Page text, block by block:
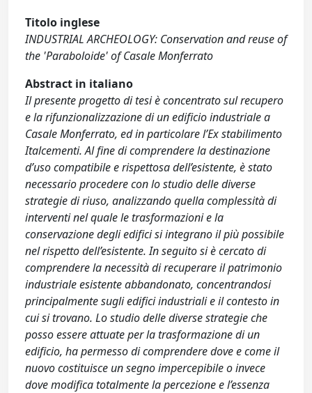
Titolo inglese
INDUSTRIAL ARCHEOLOGY: Conservation and reuse of
the 'Paraboloide' of Casale Monferrato
Abstract in italiano
Il presente progetto di tesi è concentrato sul recupero
e la rifunzionalizzazione di un edificio industriale a
Casale Monferrato, ed in particolare l’Ex stabilimento
Italcementi. Al fine di comprendere la destinazione
d’uso compatibile e rispettosa dell’esistente, è stato
necessario procedere con lo studio delle diverse
strategie di riuso, analizzando quella complessità di
interventi nel quale le trasformazioni e la
conservazione degli edifici si integrano il più possibile
nel rispetto dell’esistente. In seguito si è cercato di
comprendere la necessità di recuperare il patrimonio
industriale esistente abbandonato, concentrandosi
principalmente sugli edifici industriali e il contesto in
cui si trovano. Lo studio delle diverse strategie che
posso essere attuate per la trasformazione di un
edificio, ha permesso di comprendere dove e come il
nuovo costituisce un segno impercepibile o invece
dove modifica totalmente la percezione e l’essenza